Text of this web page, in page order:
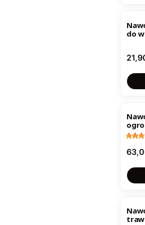
do
Cena
Cena